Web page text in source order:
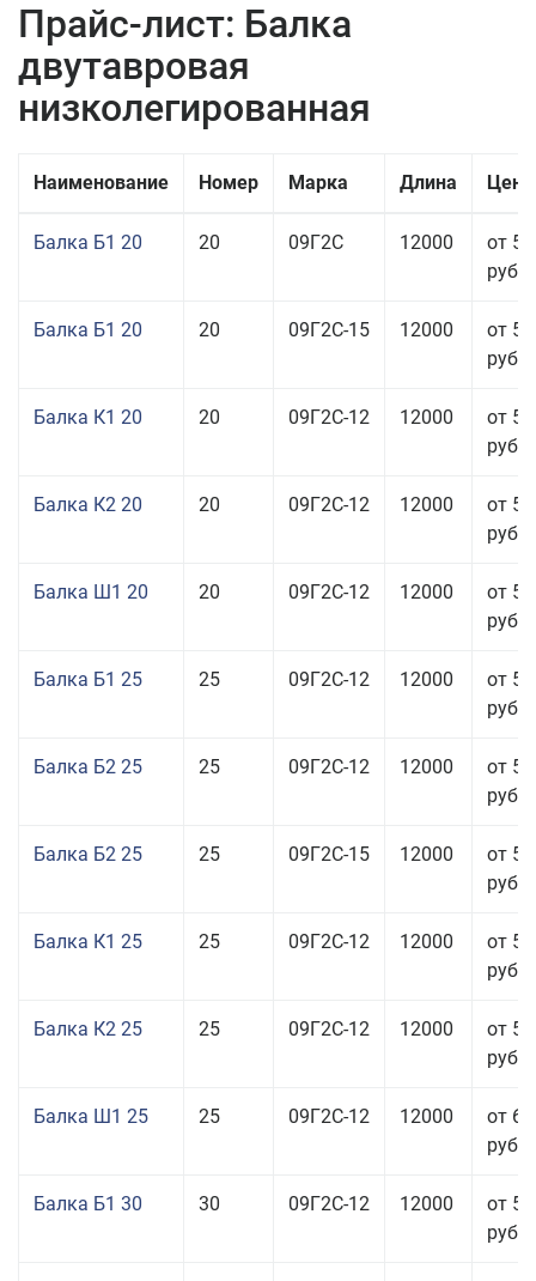
Прайс-лист: Балка
двутавровая
низколегированная
Наименование Номер Марка Длина Цена
Балка Б1 20 20 09Г2С 12000
от
руб.
Балка Б1 20 20 09Г2С-15 12000
от
руб.
Балка К1 20 20 09Г2С-12 12000
от
руб.
Балка К2 20 20 09Г2С-12 12000
от
руб.
Балка Ш1 20 20 09Г2С-12 12000
от
руб.
Балка Б1 25 25 09Г2С-12 12000
от
руб.
Балка Б2 25 25 09Г2С-12 12000
от
руб.
Балка Б2 25 25 09Г2С-15 12000
от
руб.
Балка К1 25 25 09Г2С-12 12000
от
руб.
Балка К2 25 25 09Г2С-12 12000
от
руб.
Балка Ш1 25 25 09Г2С-12 12000
от
руб.
Балка Б1 30 30 09Г2С-12 12000
от
руб.